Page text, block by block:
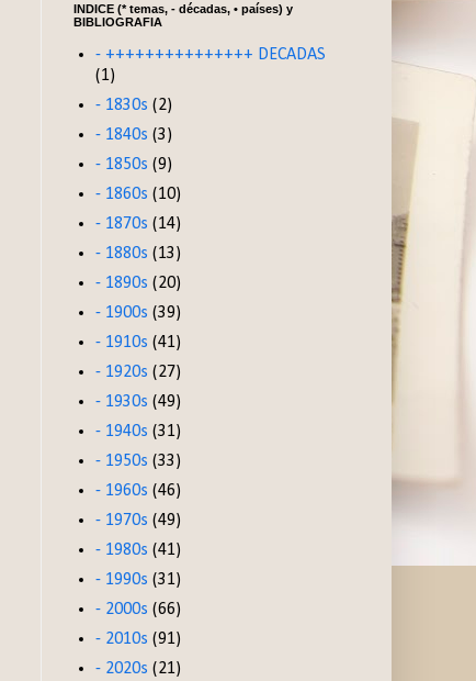
INDICE (* temas, - décadas, • países) y
BIBLIOGRAFIA
- +++++++++++++++ DECADAS
(1)
- 1830s (2)
- 1840s (3)
- 1850s (9)
- 1860s (10)
- 1870s (14)
- 1880s (13)
- 1890s (20)
- 1900s (39)
- 1910s (41)
- 1920s (27)
- 1930s (49)
- 1940s (31)
- 1950s (33)
- 1960s (46)
- 1970s (49)
- 1980s (41)
- 1990s (31)
- 2000s (66)
- 2010s (91)
- 2020s (21)